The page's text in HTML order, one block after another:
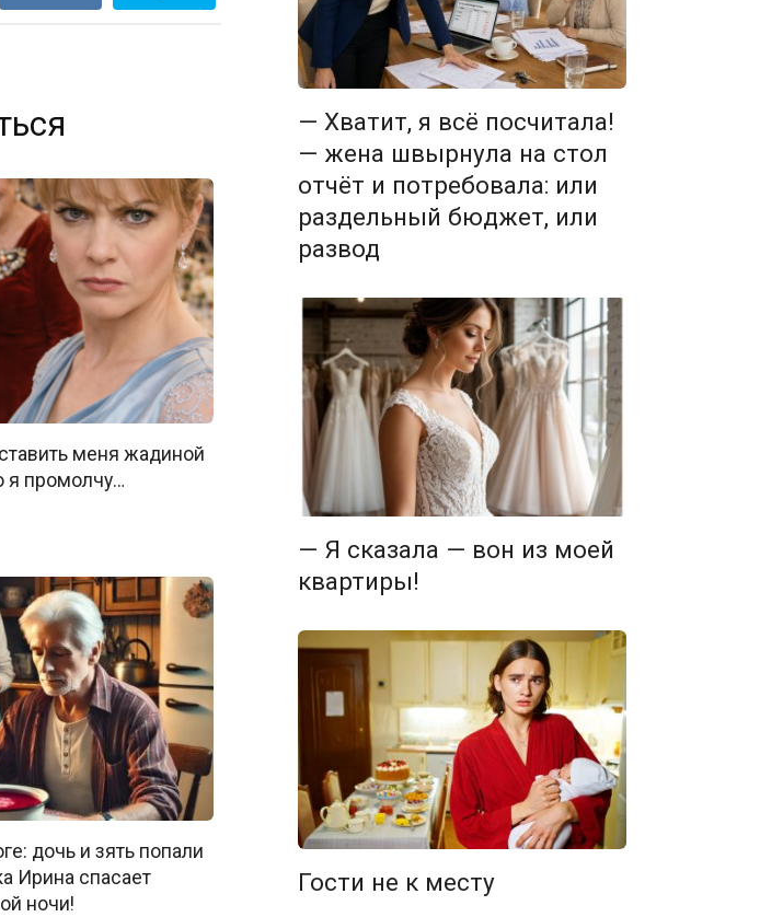
меня жадиной
я промолчу…
дочь и зять попали
Ирина спасает
ночи!
— Хватит, я всё посчитала!
— жена швырнула на стол
отчёт и потребовала: или
раздельный бюджет, или
развод
— Я сказала — вон из моей
квартиры!
Гости не к месту